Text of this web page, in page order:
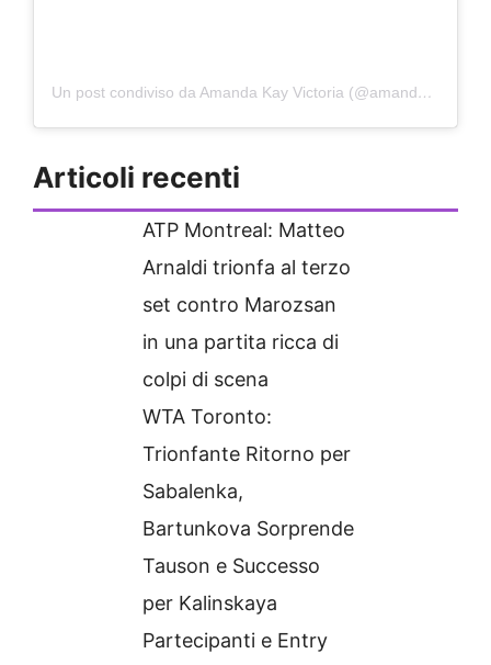
Un post condiviso da Amanda Kay Victoria (@amandaanisimova)
Articoli recenti
ATP Montreal: Matteo
Arnaldi trionfa al terzo
set contro Marozsan
in una partita ricca di
colpi di scena
WTA Toronto:
Trionfante Ritorno per
Sabalenka,
Bartunkova Sorprende
Tauson e Successo
per Kalinskaya
Partecipanti e Entry